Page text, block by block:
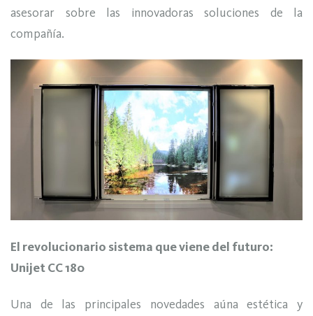
asesorar sobre las innovadoras soluciones de la
compañía.
El revolucionario sistema que viene del futuro:
Unijet CC 180
Una de las principales novedades aúna estética y